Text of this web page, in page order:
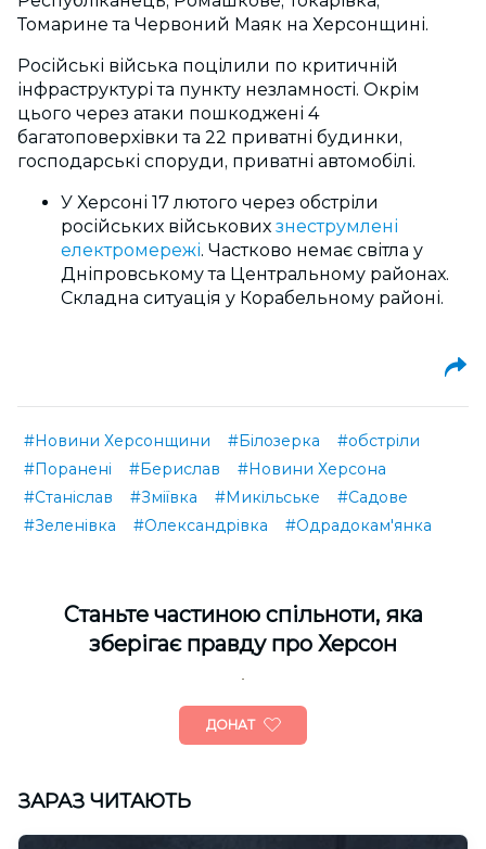
Томарине та Червоний Маяк на Херсонщині.
Російські війська поцілили по критичній
інфраструктурі та пункту незламності. Окрім
цього через атаки пошкоджені 4
багатоповерхівки та 22 приватні будинки,
господарські споруди, приватні автомобілі.
У Херсоні 17 лютого через обстріли
російських військових знеструмлені
електромережі. Частково немає світла у
Дніпровському та Центральному районах.
Складна ситуація у Корабельному районі.
#Новини Херсонщини #Білозерка
#обстріли
#Поранені
#Берислав
#Новини Херсона
#Станіслав
#Зміївка #Микільське
#Садове
#Зеленівка
#Олександрівка #Одрадокам'янка
Cтаньте частиною спільноти, яка
зберігає правду про Херсон
ДОНАТ
ЗАРАЗ ЧИТАЮТЬ